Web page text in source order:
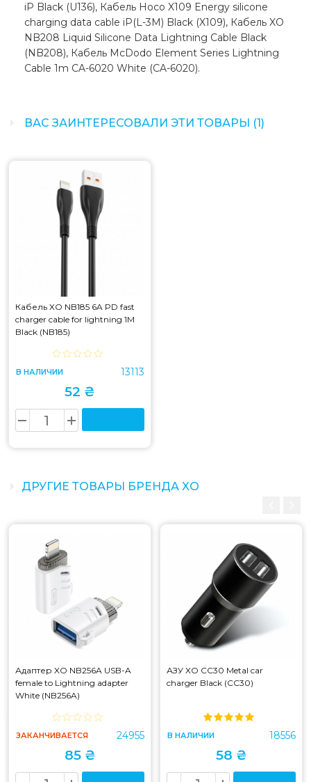
iP Black (U136), Кабель Hoco X109 Energy silicone
charging data cable iP(L-3M) Black (X109), Кабель XO
NB208 Liquid Silicone Data Lightning Cable Black
(NB208), Кабель McDodo Element Series Lightning
Cable 1m CA-6020 White (CA-6020).
ВАС ЗАИНТЕРЕСОВАЛИ ЭТИ ТОВАРЫ (1)
Кабель XO NB185 6A PD fast
charger cable for lightning 1M
Black (NB185)
В НАЛИЧИИ 13113
52 ₴
ДРУГИЕ ТОВАРЫ БРЕНДА XO
Адаптер XO NB256A USB-A
female to Lightning adapter
White (NB256A)
ЗАКАНЧИВАЕТСЯ 24955
85 ₴
АЗУ XO CC30 Metal car
charger Black (CC30)
В НАЛИЧИИ 18556
58 ₴